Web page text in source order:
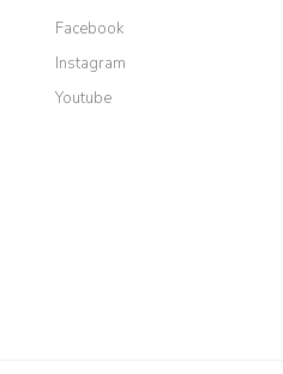
Facebook
Instagram
Youtube